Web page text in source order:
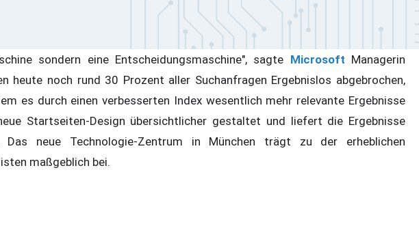
sondern eine Entscheidungsmaschine", sagte Microsoft Managerin
heute noch rund 30 Prozent aller Suchanfragen Ergebnislos abgebrochen,
es durch einen verbesserten Index wesentlich mehr relevante Ergebnisse
Startseiten-Design übersichtlicher gestaltet und liefert die Ergebnisse
Das neue Technologie-Zentrum in München trägt zu der erheblichen
maßgeblich bei.